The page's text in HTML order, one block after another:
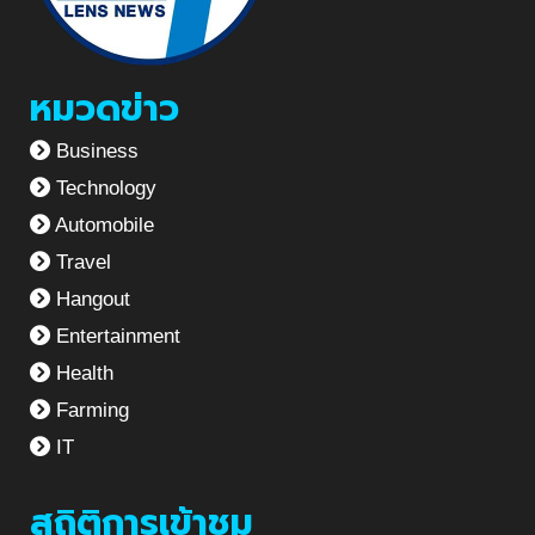
หมวดข่าว
Business
Technology
Automobile
Travel
Hangout
Entertainment
Health
Farming
IT
สถิติการเข้าชม